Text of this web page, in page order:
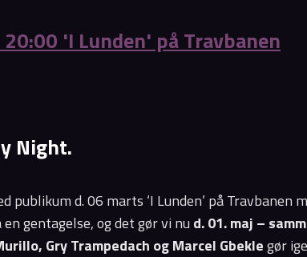
'I Lunden' på Travbanen
Night.
publikum d. 06 marts ‘I Lunden’ på Travbanen
gentagelse, og det gør vi nu d. 01. maj –
Gry Trampedach og Marcel Gbeklegør